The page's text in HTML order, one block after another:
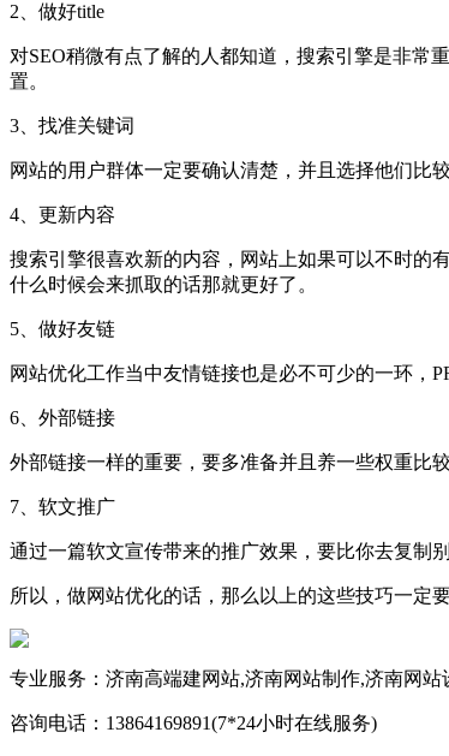
2、做好title
对SEO稍微有点了解的人都知道，搜索引擎是非常
置。
3、找准关键词
网站的用户群体一定要确认清楚，并且选择他们比
4、更新内容
搜索引擎很喜欢新的内容，网站上如果可以不时的
什么时候会来抓取的话那就更好了。
5、做好友链
网站优化工作当中友情链接也是必不可少的一环，
6、外部链接
外部链接一样的重要，要多准备并且养一些权重比
7、软文推广
通过一篇软文宣传带来的推广效果，要比你去复制
所以，做网站优化的话，那么以上的这些技巧一定
专业服务：济南高端建网站,济南网站制作,济南网站
咨询电话：13864169891(7*24小时在线服务)